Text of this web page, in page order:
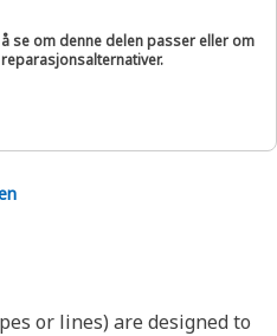
se om denne delen passer eller om
or lines) are designed to